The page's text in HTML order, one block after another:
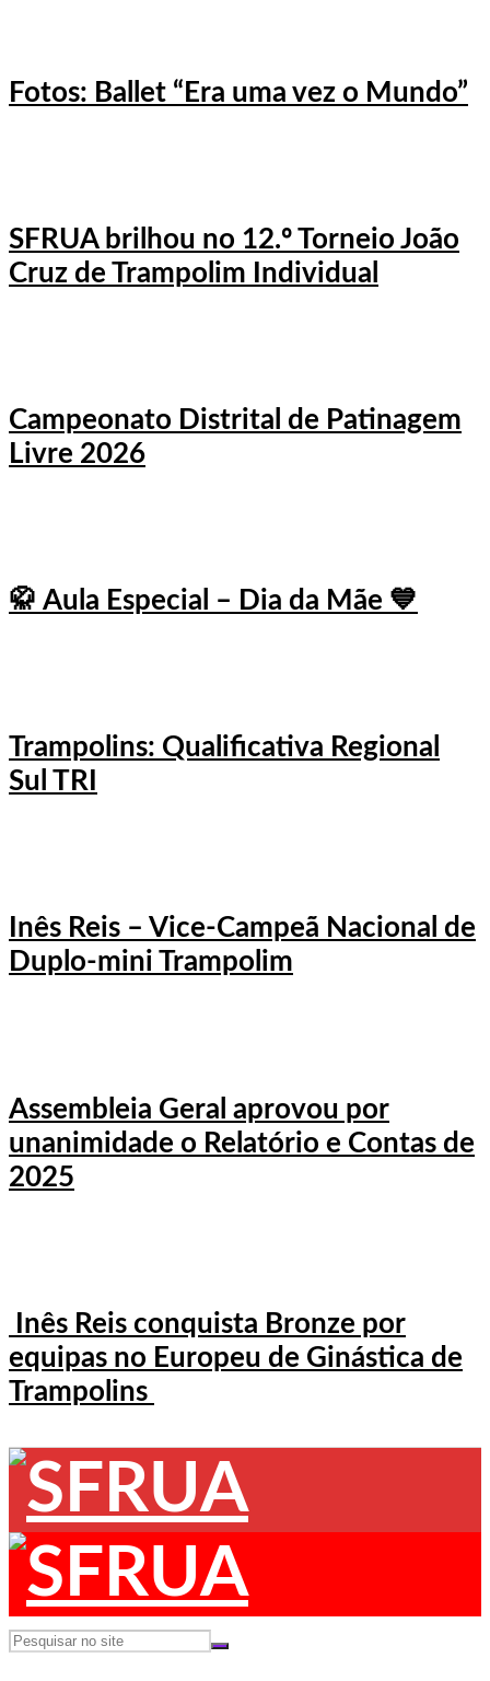
Fotos: Ballet “Era uma vez o Mundo”
SFRUA brilhou no 12.º Torneio João
Cruz de Trampolim Individual
Campeonato Distrital de Patinagem
Livre 2026
🥋 Aula Especial – Dia da Mãe 💙
Trampolins: Qualificativa Regional
Sul TRI
Inês Reis – Vice-Campeã Nacional de
Duplo-mini Trampolim
Assembleia Geral aprovou por
unanimidade o Relatório e Contas de
2025
Inês Reis conquista Bronze por
equipas no Europeu de Ginástica de
Trampolins